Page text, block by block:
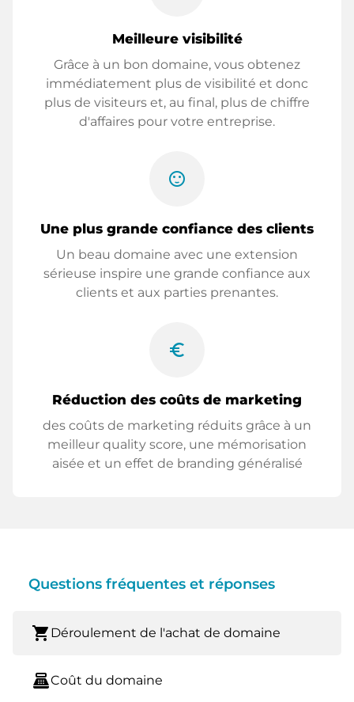
Meilleure visibilité
Grâce à un bon domaine, vous obtenez
immédiatement plus de visibilité et donc
plus de visiteurs et, au final, plus de chiffre
d'affaires pour votre entreprise.
sentiment_satisfied
Une plus grande confiance des clients
Un beau domaine avec une extension
sérieuse inspire une grande confiance aux
clients et aux parties prenantes.
euro_symbol
Réduction des coûts de marketing
des coûts de marketing réduits grâce à un
meilleur quality score, une mémorisation
aisée et un effet de branding généralisé
Questions fréquentes et réponses
shopping_cart Déroulement de l'achat de domaine
point_of_saleCoût du domaine